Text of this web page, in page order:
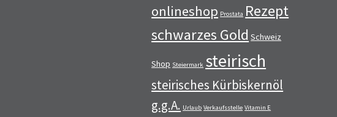
onlineshop Prostata Rezept
schwarzes Gold Schweiz
Shop Steiermark steirisch
steirisches Kürbiskernöl
g.g.A. Urlaub Verkaufsstelle Vitamin E